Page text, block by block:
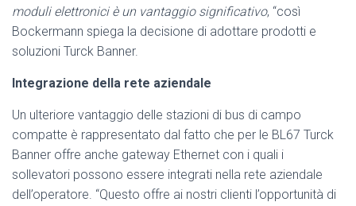
moduli elettronici è un vantaggio significativo, “così
Bockermann spiega la decisione di adottare prodotti e
soluzioni Turck Banner.
Integrazione della rete aziendale
Un ulteriore vantaggio delle stazioni di bus di campo
compatte è rappresentato dal fatto che per le BL67 Turck
Banner offre anche gateway Ethernet con i quali i
sollevatori possono essere integrati nella rete aziendale
dell’operatore. “Questo offre ai nostri clienti l’opportunità di